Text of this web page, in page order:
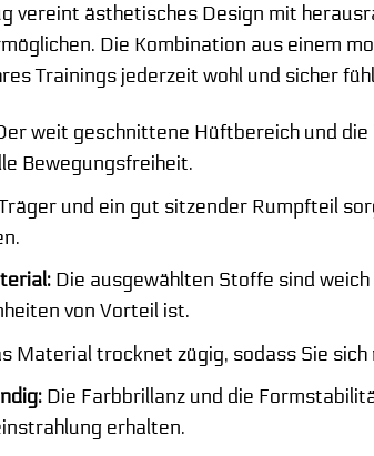
vereint ästhetisches Design mit
Die Kombination aus einem
Trainings jederzeit wohl und sicher
weit geschnittene Hüftbereich und
Bewegungsfreiheit.
und ein gut sitzender Rumpfteil
Die ausgewählten Stoffe sind
von Vorteil ist.
Material trocknet zügig, sodass Sie
Die Farbbrillanz und die
erhalten.